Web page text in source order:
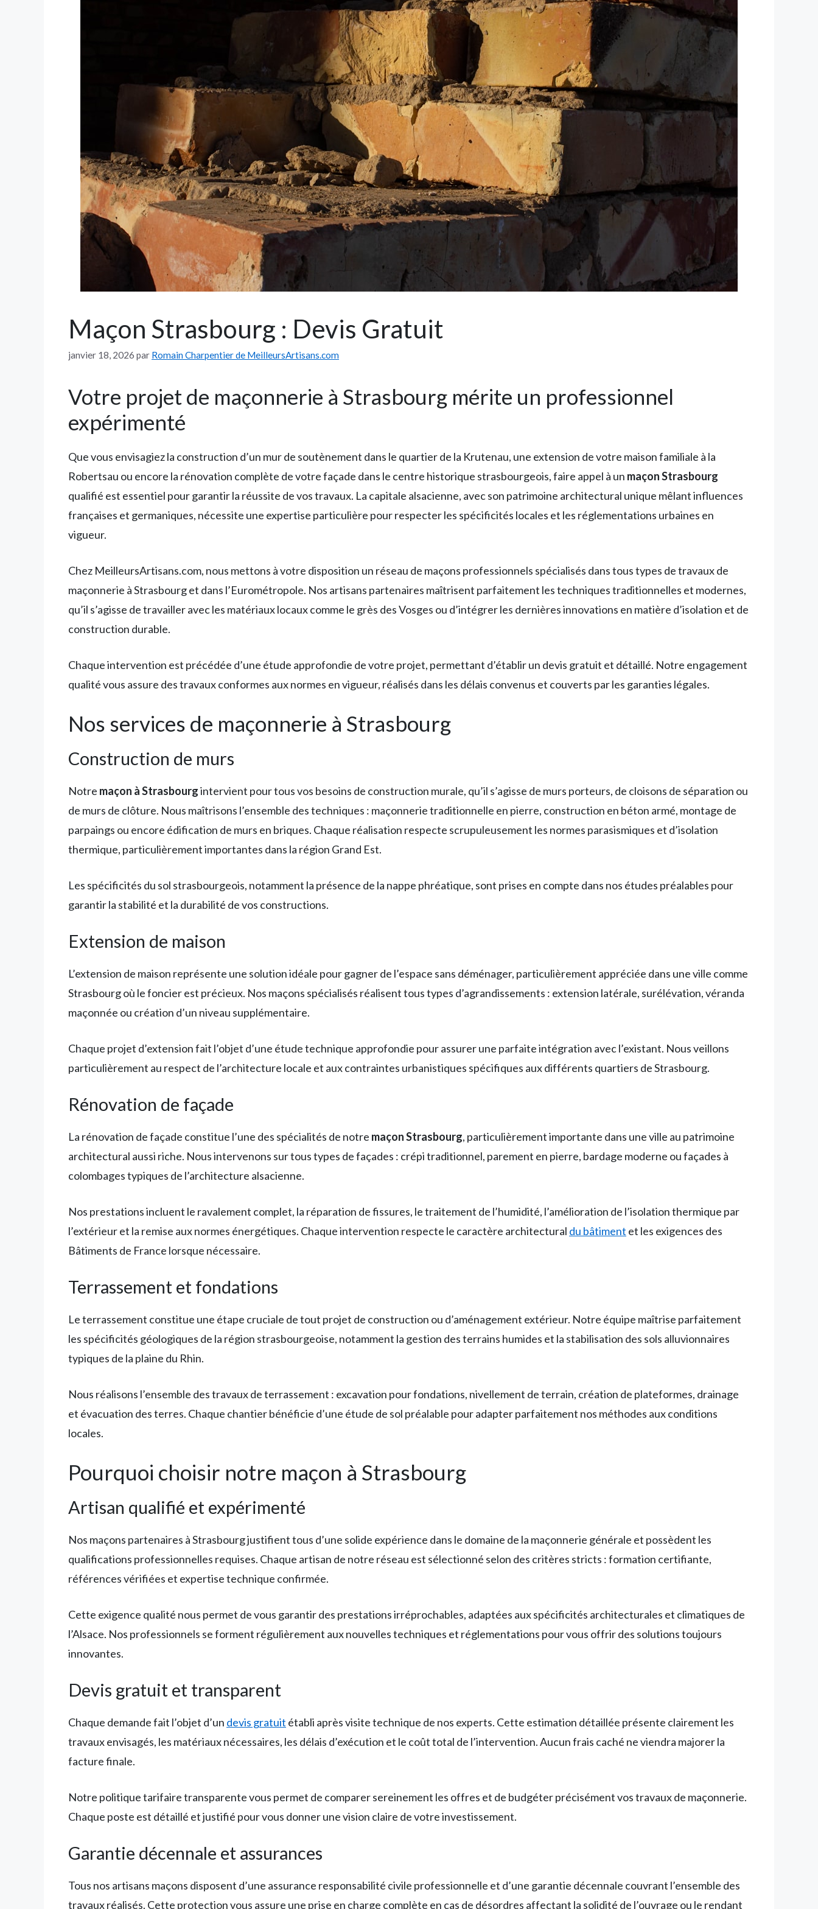
Maçon Strasbourg : Devis Gratuit
janvier 18, 2026 par Romain Charpentier de MeilleursArtisans.com
Votre projet de maçonnerie à Strasbourg mérite un professionnel
expérimenté
Que vous envisagiez la construction d’un mur de soutènement dans le quartier de la Krutenau, une extension de votre maison familiale à la
Robertsau ou encore la rénovation complète de votre façade dans le centre historique strasbourgeois, faire appel à un maçon Strasbourg
qualifié est essentiel pour garantir la réussite de vos travaux. La capitale alsacienne, avec son patrimoine architectural unique mêlant influences
françaises et germaniques, nécessite une expertise particulière pour respecter les spécificités locales et les réglementations urbaines en
vigueur.
Chez MeilleursArtisans.com, nous mettons à votre disposition un réseau de maçons professionnels spécialisés dans tous types de travaux de
maçonnerie à Strasbourg et dans l’Eurométropole. Nos artisans partenaires maîtrisent parfaitement les techniques traditionnelles et modernes,
qu’il s’agisse de travailler avec les matériaux locaux comme le grès des Vosges ou d’intégrer les dernières innovations en matière d’isolation et de
construction durable.
Chaque intervention est précédée d’une étude approfondie de votre projet, permettant d’établir un devis gratuit et détaillé. Notre engagement
qualité vous assure des travaux conformes aux normes en vigueur, réalisés dans les délais convenus et couverts par les garanties légales.
Nos services de maçonnerie à Strasbourg
Construction de murs
Notre maçon à Strasbourgintervient pour tous vos besoins de construction murale, qu’il s’agisse de murs porteurs, de cloisons de séparation ou
de murs de clôture. Nous maîtrisons l’ensemble des techniques : maçonnerie traditionnelle en pierre, construction en béton armé, montage de
parpaings ou encore édification de murs en briques. Chaque réalisation respecte scrupuleusement les normes parasismiques et d’isolation
thermique, particulièrement importantes dans la région Grand Est.
Les spécificités du sol strasbourgeois, notamment la présence de la nappe phréatique, sont prises en compte dans nos études préalables pour
garantir la stabilité et la durabilité de vos constructions.
Extension de maison
L’extension de maison représente une solution idéale pour gagner de l’espace sans déménager, particulièrement appréciée dans une ville comme
Strasbourg où le foncier est précieux. Nos maçons spécialisés réalisent tous types d’agrandissements : extension latérale, surélévation, véranda
maçonnée ou création d’un niveau supplémentaire.
Chaque projet d’extension fait l’objet d’une étude technique approfondie pour assurer une parfaite intégration avec l’existant. Nous veillons
particulièrement au respect de l’architecture locale et aux contraintes urbanistiques spécifiques aux différents quartiers de Strasbourg.
Rénovation de façade
La rénovation de façade constitue l’une des spécialités de notre maçon Strasbourg, particulièrement importante dans une ville au patrimoine
architectural aussi riche. Nous intervenons sur tous types de façades : crépi traditionnel, parement en pierre, bardage moderne ou façades à
colombages typiques de l’architecture alsacienne.
Nos prestations incluent le ravalement complet, la réparation de fissures, le traitement de l’humidité, l’amélioration de l’isolation thermique par
l’extérieur et la remise aux normes énergétiques. Chaque intervention respecte le caractère architectural du bâtiment et les exigences des
Bâtiments de France lorsque nécessaire.
Terrassement et fondations
Le terrassement constitue une étape cruciale de tout projet de construction ou d’aménagement extérieur. Notre équipe maîtrise parfaitement
les spécificités géologiques de la région strasbourgeoise, notamment la gestion des terrains humides et la stabilisation des sols alluvionnaires
typiques de la plaine du Rhin.
Nous réalisons l’ensemble des travaux de terrassement : excavation pour fondations, nivellement de terrain, création de plateformes, drainage
et évacuation des terres. Chaque chantier bénéficie d’une étude de sol préalable pour adapter parfaitement nos méthodes aux conditions
locales.
Pourquoi choisir notre maçon à Strasbourg
Artisan qualifié et expérimenté
Nos maçons partenaires à Strasbourg justifient tous d’une solide expérience dans le domaine de la maçonnerie générale et possèdent les
qualifications professionnelles requises. Chaque artisan de notre réseau est sélectionné selon des critères stricts : formation certifiante,
références vérifiées et expertise technique confirmée.
Cette exigence qualité nous permet de vous garantir des prestations irréprochables, adaptées aux spécificités architecturales et climatiques de
l’Alsace. Nos professionnels se forment régulièrement aux nouvelles techniques et réglementations pour vous offrir des solutions toujours
innovantes.
Devis gratuit et transparent
Chaque demande fait l’objet d’un devis gratuit établi après visite technique de nos experts. Cette estimation détaillée présente clairement les
travaux envisagés, les matériaux nécessaires, les délais d’exécution et le coût total de l’intervention. Aucun frais caché ne viendra majorer la
facture finale.
Notre politique tarifaire transparente vous permet de comparer sereinement les offres et de budgéter précisément vos travaux de maçonnerie.
Chaque poste est détaillé et justifié pour vous donner une vision claire de votre investissement.
Garantie décennale et assurances
Tous nos artisans maçons disposent d’une assurance responsabilité civile professionnelle et d’une garantie décennale couvrant l’ensemble des
travaux réalisés. Cette protection vous assure une prise en charge complète en cas de désordres affectant la solidité de l’ouvrage ou le rendant